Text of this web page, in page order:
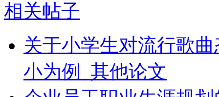
相关帖子
关于小学生对流行歌
小为例_其他论文